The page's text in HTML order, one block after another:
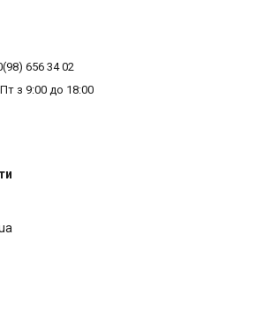
656 34 02
з 9:00 до 18:00